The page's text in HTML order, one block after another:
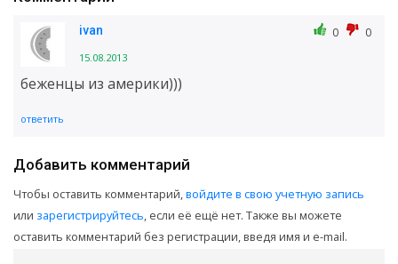
ivan
15.08.2013
0 0
беженцы из америки)))
ответить
Добавить комментарий
Чтобы оставить комментарий, войдите в свою учетную запись
или зарегистрируйтесь , если её ещё нет. Также вы можете
оставить комментарий без регистрации, введя имя и e-mail.